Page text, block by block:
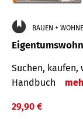
BAUEN +
Suchen, kaufen,
Handbuch
29,90 €